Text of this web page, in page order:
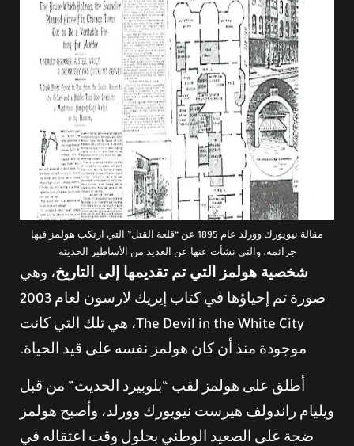
مقالة نيويورك وورلد عام 1895 عن “قلعة القتل” التي ارتكب هولمز فيها
جرائمه، والتي نشأت عنها عن العديد من الأساطير الحديثة
شخصية هولمز التي تم تقديمها إلى التاريخ، وهي
صورة تم إحياؤها في كتاب إيريك لارسون لعام 2003
The Devil in the White City، هي تلك التي كانت
موجودة منذ أن كان هولمز نفسه على قيد الحياة.
أطلق على هولمز لقب “بلوبيرد الحديث” من قبل
ويليام راندولف هيرست نيويورك وورلد، وأصبح هولمز
ضجة على الصعيد الوطني بحلول وقت اعتقاله في